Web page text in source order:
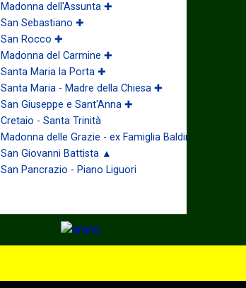
Madonna dell'Assunta ✚
San Sebastiano ✚
San Rocco ✚
Madonna del Carmine ✚
Santa Maria la Porta ✚
Santa Maria - Madre della Chiesa ✚
San Giuseppe e Sant'Anna ✚
Cretaio - Santa Trinità
Madonna delle Grazie - ex Famiglia Baldino
San Giovanni Battista ▲
San Pancrazio - Piano Liguori